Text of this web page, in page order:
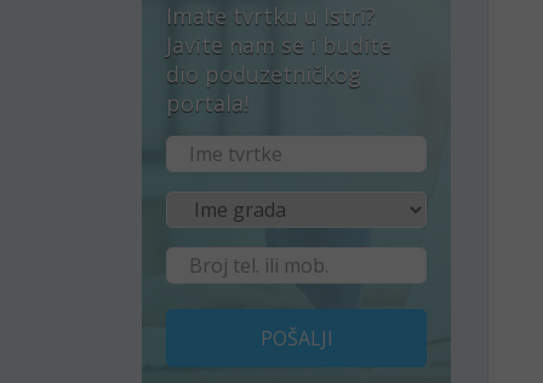
Imate tvrtku u Istri?
Javite nam se i budite
dio poduzetničkog
portala!
POŠALJI